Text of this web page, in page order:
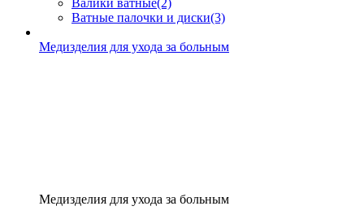
Валики ватные(2)
Ватные палочки и диски(3)
Медизделия для ухода за больным
Медизделия для ухода за больным